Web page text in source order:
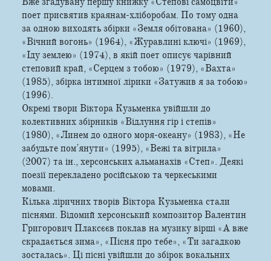
поет присвятив краянам-хліборобам. По тому одна
за одною виходять збірки «Земля обітована» (1960),
«Вічний вогонь» (1964), «Журавлині ключі» (1969),
«Іду землею» (1974), в якій поет описує чарівний
степовий край, «Серцем з тобою» (1979), «Вахта»
(1985), збірка інтимної лірики «Затужив я за тобою»
(1996).
Окремі твори Віктора Кузьменка увійшли до
колективних збірників «Відлуння гір і степів»
(1980), «Линем до одного моря-океану» (1983), «Не
забудьте пом’янути» (1995), «Вежі та вітрила»
(2007) та ін., херсонських альманахів «Степ». Деякі
поезії перекладено російською та черкеськими
мовами.
Кілька ліричних творів Віктора Кузьменка стали
піснями. Відомий херсонський композитор Валентин
Григорович Плаксєєв поклав на музику вірші «А вже
скрадається зима», «Пісня про тебе», «Ти загадкою
зосталась». Ці пісні увійшли до збірок вокальних